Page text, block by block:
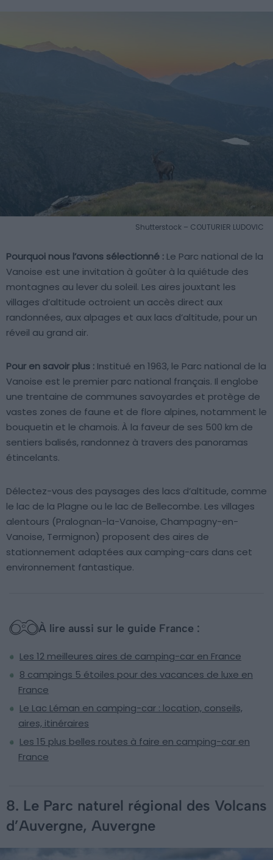
Shutterstock – COUTURIER LUDOVIC
Pourquoi nous l’avons sélectionné : Le Parc national de la
Vanoise est une invitation à goûter à la quiétude des
montagnes au lever du soleil. Les aires jouxtant les
villages d’altitude octroient un accès direct aux
randonnées, aux alpages et aux lacs d’altitude, pour un
réveil au grand air.
Pour en savoir plus : Institué en 1963, le Parc national de la
Vanoise est le premier parc national français. Il englobe
une trentaine de communes savoyardes et protège de
vastes zones de faune et de flore alpines, notamment le
bouquetin et le chamois. À la faveur de ses 500 km de
sentiers balisés, randonnez à travers des panoramas
étincelants.
Délectez-vous des paysages des lacs d’altitude, comme
le lac de la Plagne ou le lac de Bellecombe. Les villages
alentours (Pralognan-la-Vanoise, Champagny-en-
Vanoise, Termignon) proposent des aires de
stationnement adaptées aux camping-cars dans cet
environnement fantastique.
À lire aussi sur le guide France :
Les 12 meilleures aires de camping-car en France
8 campings 5 étoiles pour des vacances de luxe en
France
Le Lac Léman en camping-car : location, conseils,
aires, itinéraires
Les 15 plus belles routes à faire en camping-car en
France
8. Le Parc naturel régional des Volcans
d’Auvergne, Auvergne